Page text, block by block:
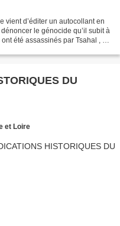
vient d’éditer un autocollant en
le génocide qu’il subit à
été assassinés par Tsahal , le
et Loire